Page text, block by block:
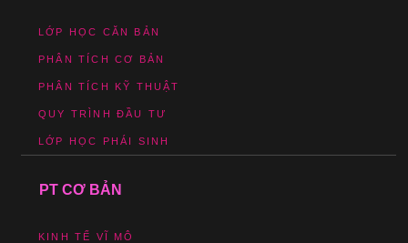
LỚP HỌC CĂN BẢN
PHÂN TÍCH CƠ BẢN
PHÂN TÍCH KỸ THUẬT
QUY TRÌNH ĐẦU TƯ
LỚP HỌC PHÁI SINH
PT CƠ BẢN
KINH TẾ VĨ MÔ